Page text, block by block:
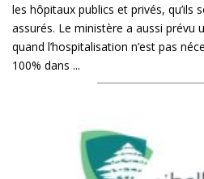
les hôpitaux publics et privés, qu’ils
assurés. Le ministère a aussi prévu
quand l’hospitalisation n’est pas
100% dans ...